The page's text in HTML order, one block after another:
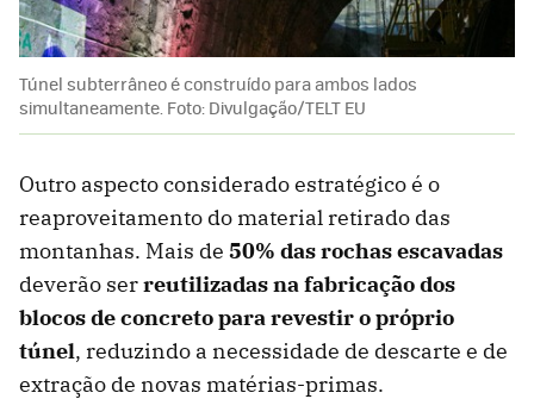
Túnel subterrâneo é construído para ambos lados
simultaneamente. Foto: Divulgação/TELT EU
Outro aspecto considerado estratégico é o
reaproveitamento do material retirado das
montanhas. Mais de 50% das rochas escavadas
deverão serreutilizadas na fabricação dos
blocos de concreto para revestir o próprio
túnel, reduzindo a necessidade de descarte e de
extração de novas matérias-primas.